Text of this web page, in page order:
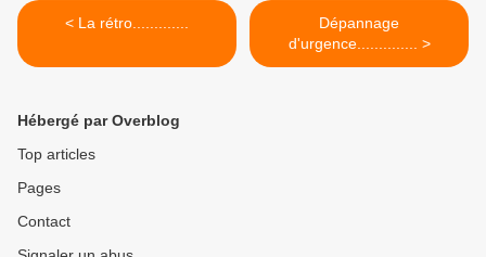
< La rétro.............
Dépannage
d'urgence.............. >
Hébergé par Overblog
Top articles
Pages
Contact